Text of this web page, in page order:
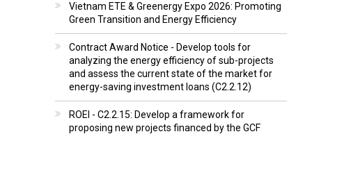
Vietnam ETE & Greenergy Expo 2026: Promoting
Green Transition and Energy Efficiency
Contract Award Notice - Develop tools for
analyzing the energy efficiency of sub-projects
and assess the current state of the market for
energy-saving investment loans (C2.2.12)
ROEI - C2.2.15: Develop a framework for
proposing new projects financed by the GCF